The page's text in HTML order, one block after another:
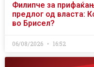
Филипче за
предлог од власта:
во Брисел?
06/08/2026 16:52